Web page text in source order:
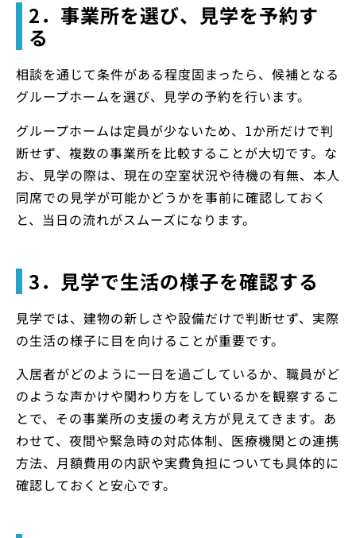
2．事業所を選び、見学を予約す
る
相談を通じて条件がある程度固まったら、候補となる
グループホームを選び、見学の予約を行います。
グループホームは定員が少ないため、1か所だけで判
断せず、複数の事業所を比較することが大切です。な
お、見学の際は、現在の空室状況や待機の有無、本人
同席での見学が可能かどうかを事前に確認しておく
と、当日の流れがスムーズになります。
3．見学で生活の様子を確認する
見学では、建物の新しさや設備だけで判断せず、実際
の生活の様子に目を向けることが重要です。
入居者がどのように一日を過ごしているか、職員がど
のような声かけや関わり方をしているかを観察するこ
とで、その事業所の支援の考え方が見えてきます。あ
わせて、夜間や緊急時の対応体制、医療機関との連携
方法、月額費用の内訳や実費負担についても具体的に
確認しておくと安心です。